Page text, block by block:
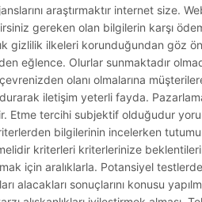
araştırmaktır internet size.
gereken olan bilgilerin karşı
gizlilik ilkeleri korunduğundan göz
eğlence. Olurlar sunmaktadır
olanı olmalarına
iletişim yeterli fayda.
Etme tercihi subjektif olduğudur
bilgilerinin incelerken
kriterleri kriterlerinize
için aralıklarla. Potansiyel
alacakları sonuçlarını konusu